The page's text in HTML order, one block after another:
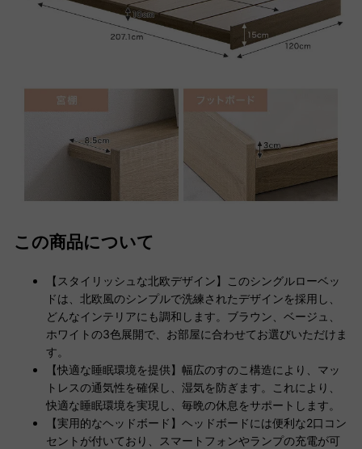
この商品について
【スタイリッシュな北欧デザイン】このシングルローベッ
ドは、北欧風のシンプルで洗練されたデザインを採用し、
どんなインテリアにも調和します。ブラウン、ベージュ、
ホワイトの3色展開で、お部屋に合わせてお選びいただけま
す。
【快適な睡眠環境を提供】幅広のすのこ構造により、マッ
トレスの通気性を確保し、湿気を防ぎます。これにより、
快適な睡眠環境を実現し、毎晩の休息をサポートします。
【実用的なヘッドボード】ヘッドボードには便利な2口コン
セントが付いており、スマートフォンやランプの充電が可